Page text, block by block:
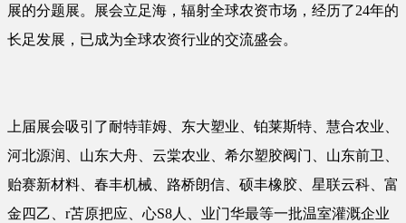
展的分题展。展会立足海，辐射全球农资市场，经历了24年的
长足发展，已成为全球农资行业的交流盛会。
上届展会吸引了耐特菲姆、东大塑业、铂莱斯特、慧合农业、
河北源润、山东大舟、云棠农业、希尔塑胶阀门、山东前卫、
贻赛新材料、春丰机械、路桥朗信、硕丰橡胶、星联云科、富
金四乙、r苫原把应、心S8人、业门华最等一批温室灌溉企业